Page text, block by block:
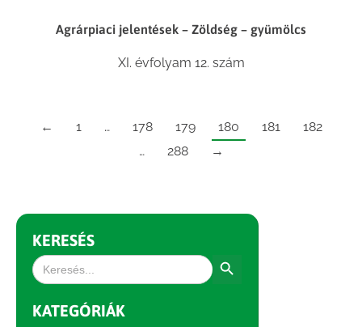
Agrárpiaci jelentések – Zöldség – gyümölcs
XI. évfolyam 12. szám
← 1 … 178 179 180 181
182
…
288 →
KERESÉS
Search
for:
KATEGÓRIÁK